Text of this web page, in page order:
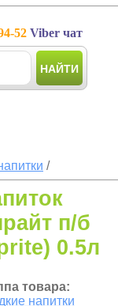
52 Viber чат
НАЙТИ
/
п/б
0.5л
товара:
напитки